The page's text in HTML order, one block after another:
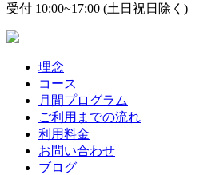
受付 10:00~17:00 (土日祝日除く)
理念
コース
月間プログラム
ご利用までの流れ
利用料金
お問い合わせ
ブログ